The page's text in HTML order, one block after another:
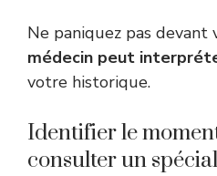
Ne paniquez pas devant
médecin peut
votre historique.
Identifier le
consulter un